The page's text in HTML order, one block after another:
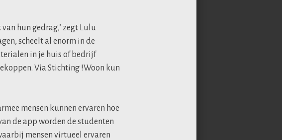
hun gedrag,’ zegt Lulu
scheelt al enorm in de
in je huis of bedrijf
Via Stichting !Woon kun
mensen kunnen ervaren hoe
de app worden de studenten
mensen virtueel ervaren